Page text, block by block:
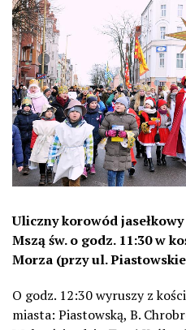
Uliczny korowód
Mszą św. o godz. 11:30 w
Morza (przy ul.
O godz. 12:30 wyruszy z
miasta: Piastowską, B.